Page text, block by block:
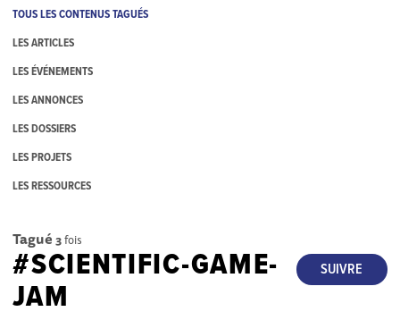
TOUS LES CONTENUS TAGUÉS
LES ARTICLES
LES ÉVÉNEMENTS
LES ANNONCES
LES DOSSIERS
LES PROJETS
LES RESSOURCES
Tagué 3fois
SUIVRE
#SCIENTIFIC-GAME-
JAM